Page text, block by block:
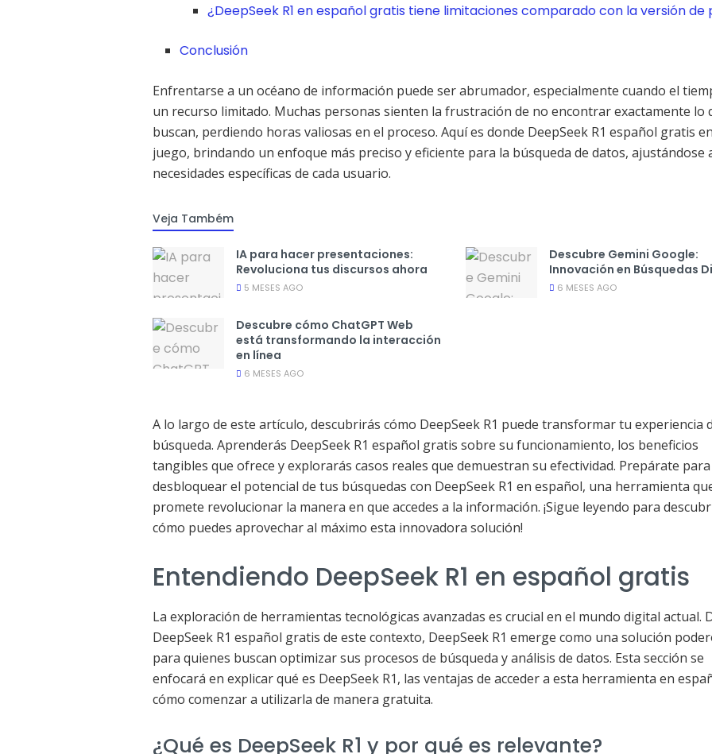
¿DeepSeek R1 en español gratis tiene limitaciones comparado con la versión de
Conclusión
Enfrentarse a un océano de información puede ser abrumador, especialmente cuando el
un recurso limitado. Muchas personas sienten la frustración de no encontrar exactamente lo
buscan, perdiendo horas valiosas en el proceso. Aquí es donde DeepSeek R1 español gratis
juego, brindando un enfoque más preciso y eficiente para la búsqueda de datos, ajustándose
necesidades específicas de cada usuario.
Veja Também
IA para hacer presentaciones:
Revoluciona tus discursos ahora
5 MESES AGO
Descubre Gemini Google:
Innovación en Búsquedas
6 MESES AGO
Descubre cómo ChatGPT Web
está transformando la interacción
en línea
6 MESES AGO
A lo largo de este artículo, descubrirás cómo DeepSeek R1 puede transformar tu experiencia
búsqueda. Aprenderás DeepSeek R1 español gratis sobre su funcionamiento, los beneficios
tangibles que ofrece y explorarás casos reales que demuestran su efectividad. Prepárate para
desbloquear el potencial de tus búsquedas con DeepSeek R1 en español, una herramienta
promete revolucionar la manera en que accedes a la información. ¡Sigue leyendo para
cómo puedes aprovechar al máximo esta innovadora solución!
Entendiendo DeepSeek R1 en español gratis
La exploración de herramientas tecnológicas avanzadas es crucial en el mundo digital actual.
DeepSeek R1 español gratis de este contexto, DeepSeek R1 emerge como una solución
para quienes buscan optimizar sus procesos de búsqueda y análisis de datos. Esta sección se
enfocará en explicar qué es DeepSeek R1, las ventajas de acceder a esta herramienta en
cómo comenzar a utilizarla de manera gratuita.
¿Qué es DeepSeek R1 y por qué es relevante?